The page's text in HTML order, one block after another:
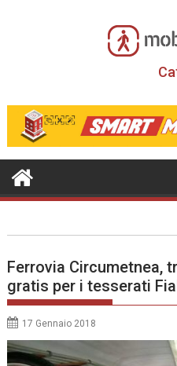
Ferrovia Circumetnea,
gratis per i tesserati
17 Gennaio 2018